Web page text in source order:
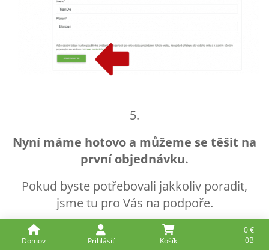
5.
Nyní máme hotovo a můžeme se těšit na
první objednávku.
Pokud byste potřebovali jakkoliv poradit,
jsme tu pro Vás na podpoře.
Domov Prihlásiť Košík
0€
0B